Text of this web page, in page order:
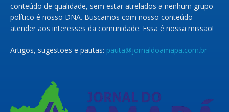
conteúdo de qualidade, sem estar atrelados a nenhum grupo
político é nosso DNA. Buscamos com nosso conteúdo
atender aos interesses da comunidade. Essa é nossa missão!
Artigos, sugestões e pautas: pauta@jornaldoamapa.com.br